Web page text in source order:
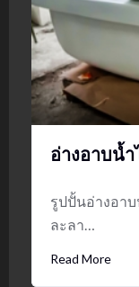
อ่างอาบน้
รูปปั้นอ่างอา
ละลา…
Read More